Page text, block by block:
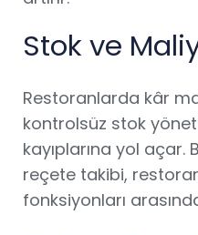
Stok ve
Restoranlarda kâr
kontrolsüz stok
kayıplarına yol açar.
reçete takibi, restoran
fonksiyonları